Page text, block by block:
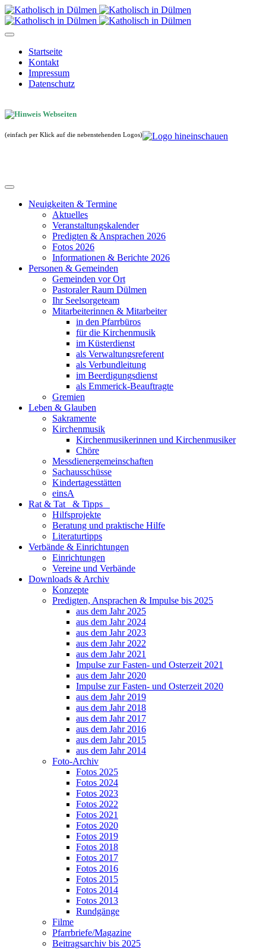
Startseite
Kontakt
Impressum
Datenschutz
(einfach per Klick auf die nebenstehenden Logos)
Neuigkeiten & Termine
Aktuelles
Veranstaltungskalender
Predigten & Ansprachen 2026
Fotos 2026
Informationen & Berichte 2026
Personen & Gemeinden
Gemeinden vor Ort
Pastoraler Raum Dülmen
Ihr Seelsorgeteam
Mitarbeiterinnen & Mitarbeiter
in den Pfarrbüros
für die Kirchenmusik
im Küsterdienst
als Verwaltungsreferent
als Verbundleitung
im Beerdigungsdienst
als Emmerick-Beauftragte
Gremien
Leben & Glauben
Sakramente
Kirchenmusik
Kirchenmusikerinnen und Kirchenmusiker
Chöre
Messdienergemeinschaften
Sachausschüsse
Kindertagesstätten
einsA
Rat & Tat & Tipps
Hilfsprojekte
Beratung und praktische Hilfe
Literaturtipps
Verbände & Einrichtungen
Einrichtungen
Vereine und Verbände
Downloads & Archiv
Konzepte
Predigten, Ansprachen & Impulse bis 2025
aus dem Jahr 2025
aus dem Jahr 2024
aus dem Jahr 2023
aus dem Jahr 2022
aus dem Jahr 2021
Impulse zur Fasten- und Osterzeit 2021
aus dem Jahr 2020
Impulse zur Fasten- und Osterzeit 2020
aus dem Jahr 2019
aus dem Jahr 2018
aus dem Jahr 2017
aus dem Jahr 2016
aus dem Jahr 2015
aus dem Jahr 2014
Foto-Archiv
Fotos 2025
Fotos 2024
Fotos 2023
Fotos 2022
Fotos 2021
Fotos 2020
Fotos 2019
Fotos 2018
Fotos 2017
Fotos 2016
Fotos 2015
Fotos 2014
Fotos 2013
Rundgänge
Filme
Pfarrbriefe/Magazine
Beitragsarchiv bis 2025